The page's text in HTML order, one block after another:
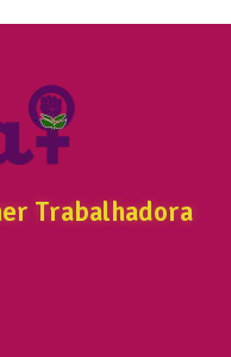
Trabalhadora